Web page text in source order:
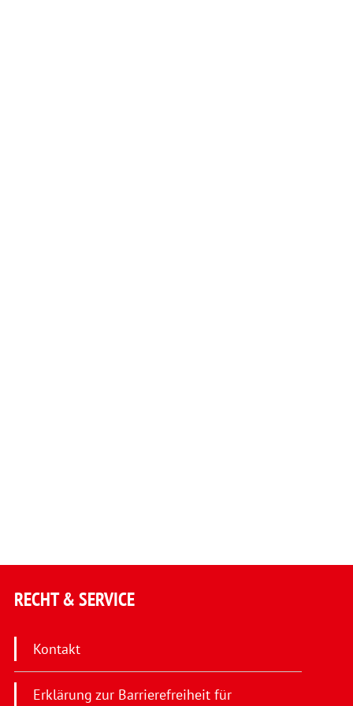
RECHT & SERVICE
Kontakt
Erklärung zur Barrierefreiheit für